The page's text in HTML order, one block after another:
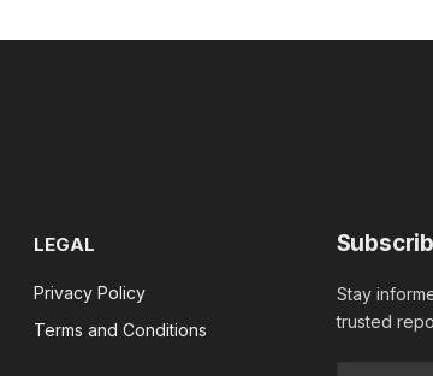
LEGAL
Privacy Policy
Terms and Conditions
Stay
trusted